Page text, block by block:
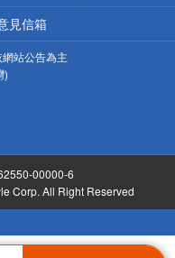
見信箱
站公告為主
)
00000-6
Corp. All Right Reserved